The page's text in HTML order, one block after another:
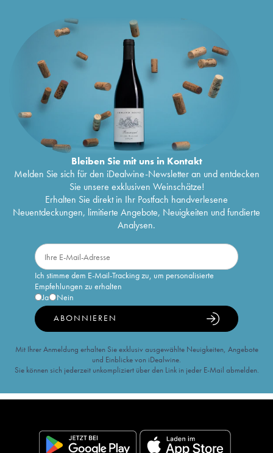
Bleiben Sie mit uns in Kontakt
Melden Sie sich für den iDealwine-Newsletter an und entdecken
Sie unsere exklusiven Weinschätze!
Erhalten Sie direkt in Ihr Postfach handverlesene
Neuentdeckungen, limitierte Angebote, Neuigkeiten und fundierte
Analysen.
Ich stimme dem E-Mail-Tracking zu, um personalisierte
Empfehlungen zu erhalten
Ja
Nein
ABONNIEREN
Mit Ihrer Anmeldung erhalten Sie exklusiv ausgewählte Neuigkeiten, Angebote
und Einblicke von iDealwine.
Sie können sich jederzeit unkompliziert über den Link in jeder E-Mail abmelden.